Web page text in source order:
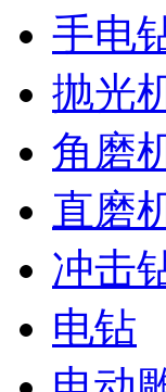
手电
抛光
角磨
直磨
冲击
电钻